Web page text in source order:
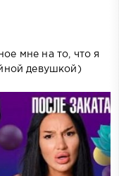
мне на то, что я
девушкой)